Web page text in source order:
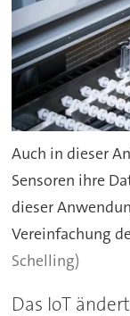
Auch in dieser
Sensoren ihre
dieser
Vereinfachung
Schelling)
Das IoT